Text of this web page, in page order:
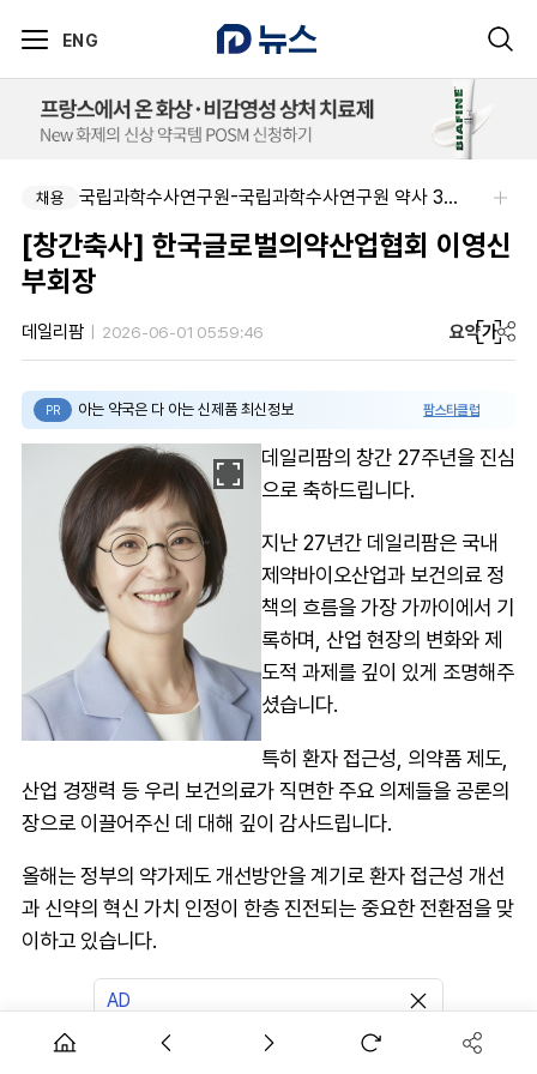
ENG
채용 국립과학수사연구원-국립과학수사연구원 약사 3명 채용
[창간축사] 한국글로벌의약산업협회 이영신
부회장
데일리팜 2026-06-01 05:59:46 요약가
PR 아는 약국은 다 아는 신제품 최신정보 팜스타클럽
데일리팜의 창간 27주년을 진심
으로 축하드립니다.
지난 27년간 데일리팜은 국내
제약바이오산업과 보건의료 정
책의 흐름을 가장 가까이에서 기
록하며, 산업 현장의 변화와 제
도적 과제를 깊이 있게 조명해주
셨습니다.
특히 환자 접근성, 의약품 제도,
산업 경쟁력 등 우리 보건의료가 직면한 주요 의제들을 공론의
장으로 이끌어주신 데 대해 깊이 감사드립니다.
올해는 정부의 약가제도 개선방안을 계기로 환자 접근성 개선
과 신약의 혁신 가치 인정이 한층 진전되는 중요한 전환점을 맞
이하고 있습니다.
AD